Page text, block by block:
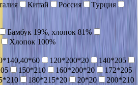
Китай Россия
Турция
Бамбук 19%, хлопок 81%
Хлопок 100%
120*200*20
140*205
150*210 160*200*20
172*205
180*215*20 20*20
200*210